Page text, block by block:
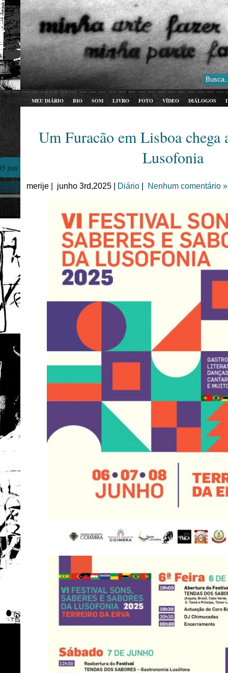
MEU DIÁRIO BIO SOM LIVRO FOTO VÍDEO DIÁLOGOS
Um Furacão em Lisboa chega
Lusofonia
jun
merije | junho 3rd,2025 | Diário Nenhum comentário »